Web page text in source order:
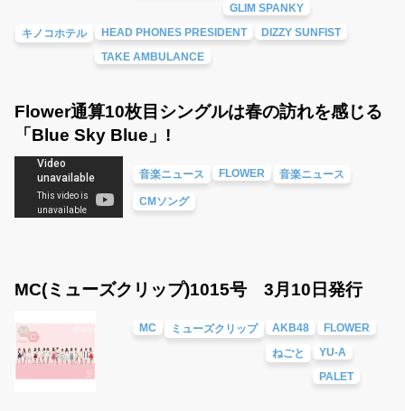
GLIM SPANKY
キノコホテル
HEAD PHONES PRESIDENT
DIZZY SUNFIST
TAKE AMBULANCE
Flower通算10枚目シングルは春の訪れを感じる
「Blue Sky Blue」!
音楽ニュース FLOWER 音楽ニュース
CMソング
MC(ミューズクリップ)1015号 3月10日発行
MC ミューズクリップ AKB48
FLOWER
ねごと
YU-A
PALET